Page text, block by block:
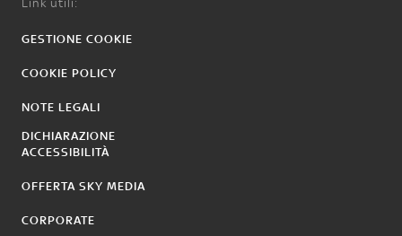
Link utili:
GESTIONE COOKIE
COOKIE POLICY
NOTE LEGALI
DICHIARAZIONE
ACCESSIBILITÀ
OFFERTA SKY MEDIA
CORPORATE